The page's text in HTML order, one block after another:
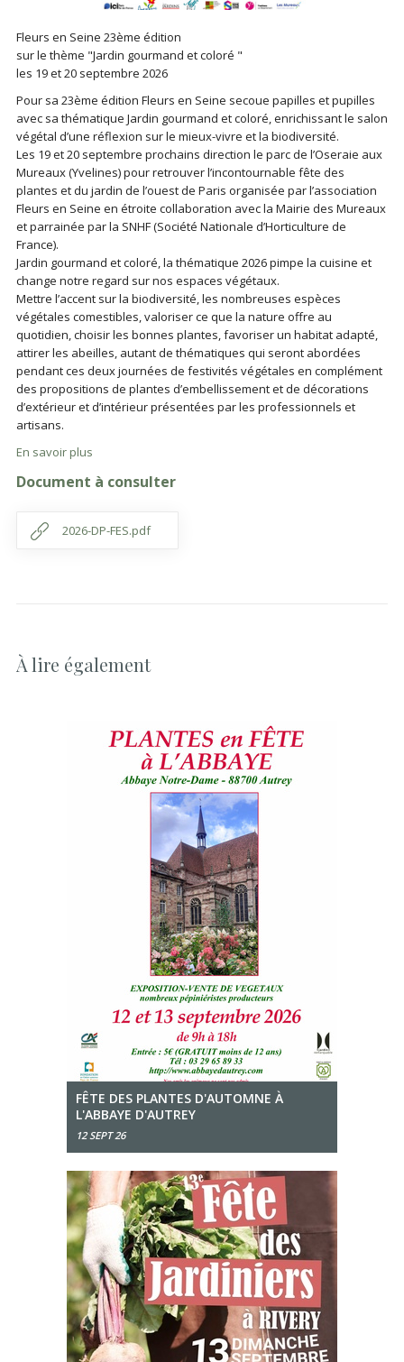
Fleurs en Seine 23ème édition
sur le thème "Jardin gourmand et coloré "
les 19 et 20 septembre 2026
Pour sa 23ème édition Fleurs en Seine secoue papilles et pupilles
avec sa thématique Jardin gourmand et coloré, enrichissant le salon
végétal d’une réflexion sur le mieux-vivre et la biodiversité.
Les 19 et 20 septembre prochains direction le parc de l’Oseraie aux
Mureaux (Yvelines) pour retrouver l’incontournable fête des
plantes et du jardin de l’ouest de Paris organisée par l’association
Fleurs en Seine en étroite collaboration avec la Mairie des Mureaux
et parrainée par la SNHF (Société Nationale d’Horticulture de
France).
Jardin gourmand et coloré, la thématique 2026 pimpe la cuisine et
change notre regard sur nos espaces végétaux.
Mettre l’accent sur la biodiversité, les nombreuses espèces
végétales comestibles, valoriser ce que la nature offre au
quotidien, choisir les bonnes plantes, favoriser un habitat adapté,
attirer les abeilles, autant de thématiques qui seront abordées
pendant ces deux journées de festivités végétales en complément
des propositions de plantes d’embellissement et de décorations
d’extérieur et d’intérieur présentées par les professionnels et
artisans.
En savoir plus
Document à consulter
2026-DP-FES.pdf
À lire également
FÊTE DES PLANTES D'AUTOMNE À
L'ABBAYE D'AUTREY
12 SEPT 26